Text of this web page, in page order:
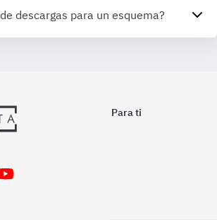
descargas para un esquema?
Para ti